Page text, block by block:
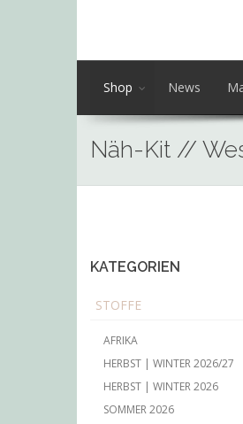
Shop News
Näh-Kit //
KATEGORIEN
STOFFE
AFRIKA
HERBST | WINTER 2026/27
HERBST | WINTER 2026
SOMMER 2026